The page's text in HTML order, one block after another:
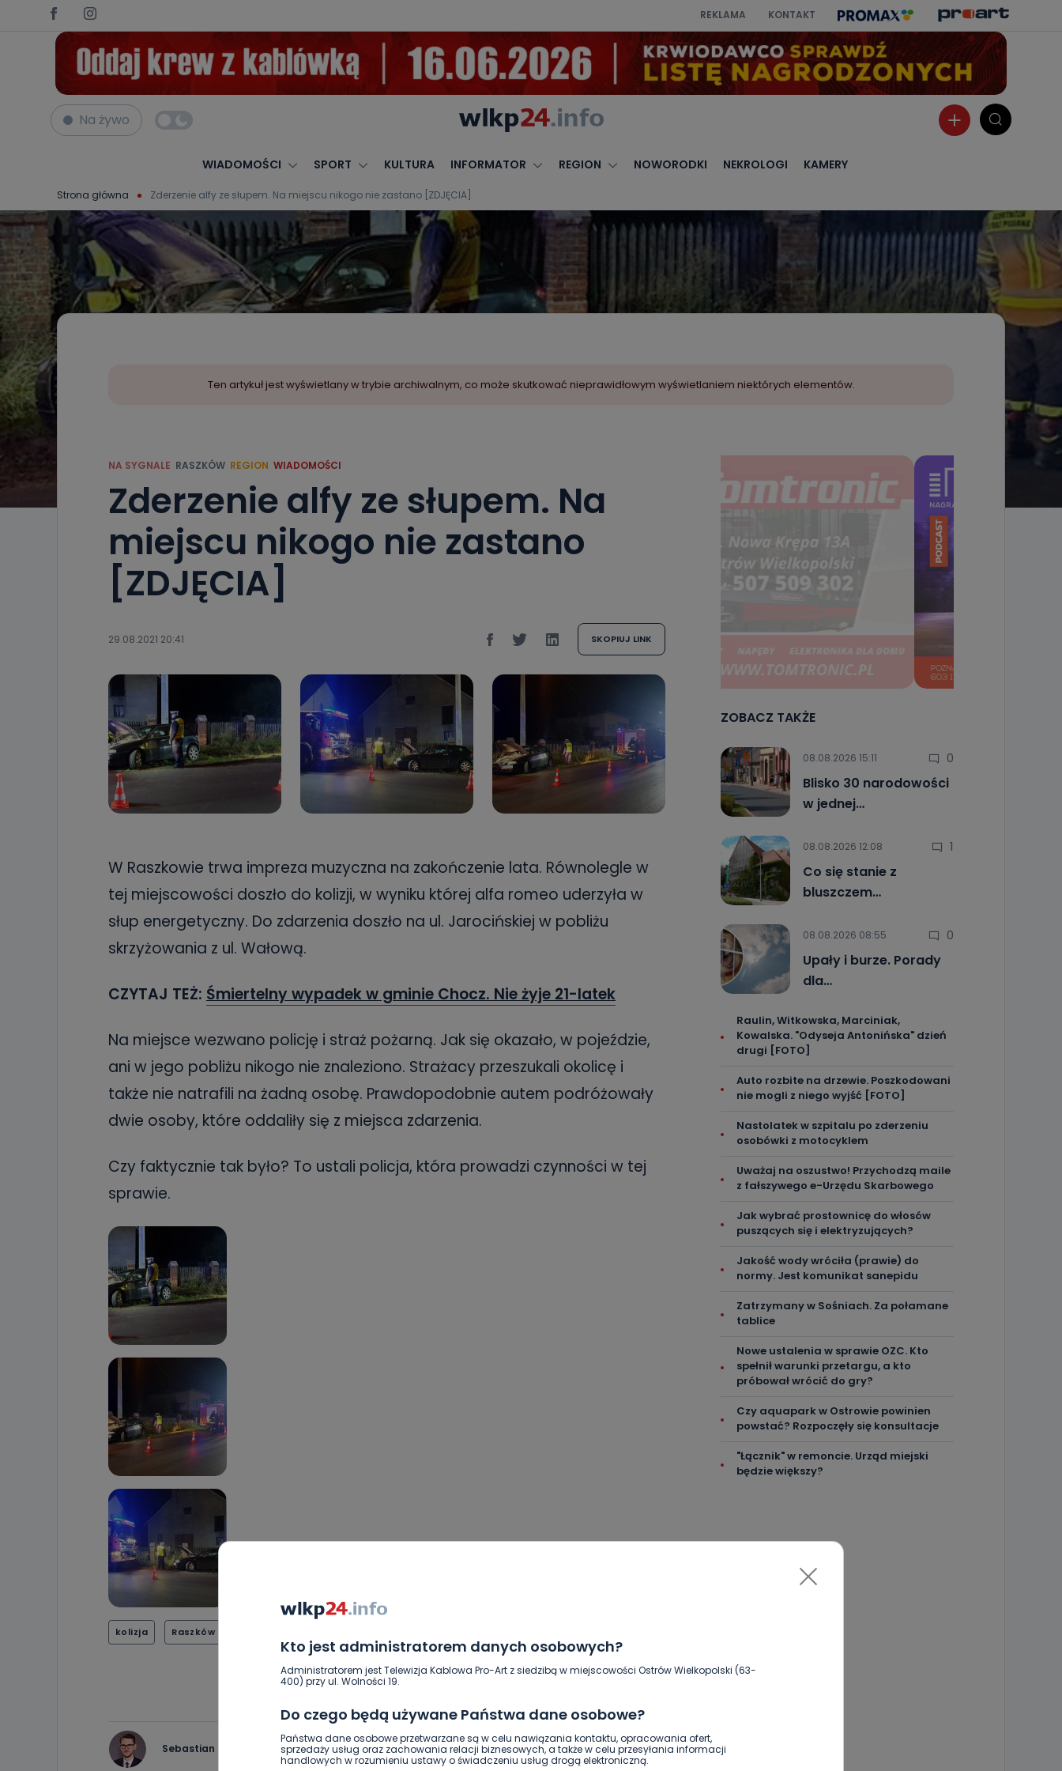
REKLAMA KONTAKT
Na żywo
WIADOMOŚCI SPORT KULTURA INFORMATOR REGION NOWORODKI NEKROLOGI KAMERY
Strona główna Zderzenie alfy ze słupem. Na miejscu nikogo nie zastano [ZDJĘCIA]
Kto jest administratorem danych osobowych?
Administratorem jest Telewizja Kablowa Pro-Art z siedzibą w miejscowości Ostrów Wielkopolski (63-
400) przy ul. Wolności 19.
Do czego będą używane Państwa dane osobowe?
Państwa dane osobowe przetwarzane są w celu nawiązania kontaktu, opracowania ofert,
sprzedaży usług oraz zachowania relacji biznesowych, a także w celu przesyłania informacji
handlowych w rozumieniu ustawy o świadczeniu usług drogą elektroniczną.
Ten artykuł jest wyświetlany w trybie archiwalnym, co może skutkować nieprawidłowym wyświetlaniem niektórych elementów.
NA SYGNALE RASZKÓW REGION WIADOMOŚCI
Zderzenie alfy ze słupem. Na
miejscu nikogo nie zastano
[ZDJĘCIA]
29.08.2021 20:41 SKOPIUJ LINK
W Raszkowie trwa impreza muzyczna na zakończenie lata. Równolegle w
tej miejscowości doszło do kolizji, w wyniku której alfa romeo uderzyła w
słup energetyczny. Do zdarzenia doszło na ul. Jarocińskiej w pobliżu
skrzyżowania z ul. Wałową.
CZYTAJ TEŻ: Śmiertelny wypadek w gminie Chocz. Nie żyje 21-latek
Na miejsce wezwano policję i straż pożarną. Jak się okazało, w pojeździe,
ani w jego pobliżu nikogo nie znaleziono. Strażacy przeszukali okolicę i
także nie natrafili na żadną osobę. Prawdopodobnie autem podróżowały
dwie osoby, które oddaliły się z miejsca zdarzenia.
Czy faktycznie tak było? To ustali policja, która prowadzi czynności w tej
sprawie.
kolizja Raszków
Sebastian Matyszczak NAPISZ DO AUTORA
ZOBACZ TAKŻE
08.08.2026 15:11 0
Blisko 30 narodowości
w jednej…
08.08.2026 12:08 1
Co się stanie z
bluszczem…
08.08.2026 08:55 0
Upały i burze. Porady
dla…
Raulin, Witkowska, Marciniak,
Kowalska. "Odyseja Antonińska" dzień
drugi [FOTO]
Auto rozbite na drzewie. Poszkodowani
nie mogli z niego wyjść [FOTO]
Nastolatek w szpitalu po zderzeniu
osobówki z motocyklem
Uważaj na oszustwo! Przychodzą maile
z fałszywego e-Urzędu Skarbowego
Jak wybrać prostownicę do włosów
puszących się i elektryzujących?
Jakość wody wróciła (prawie) do
normy. Jest komunikat sanepidu
Zatrzymany w Sośniach. Za połamane
tablice
Nowe ustalenia w sprawie OZC. Kto
spełnił warunki przetargu, a kto
próbował wrócić do gry?
Czy aquapark w Ostrowie powinien
powstać? Rozpoczęły się konsultacje
"Łącznik" w remoncie. Urząd miejski
będzie większy?